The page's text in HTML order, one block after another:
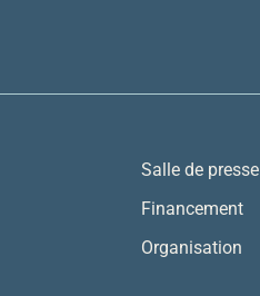
Salle de presse
Financement
Organisation